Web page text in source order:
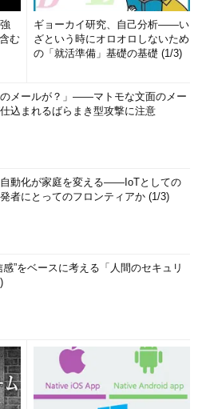
む
ギョーカイ研究、自己分析――い
ざという時にオロオロしないため
の「就活準備」基礎の基礎 (1/3)
のメールが？」――マトモな文面のメー
込まれるばらまき型攻撃に注意
自動化が家庭を変える――IoTとしての
発者にとってのフロンティアか (1/3)
感”をベースに考える「人間のセキュリ